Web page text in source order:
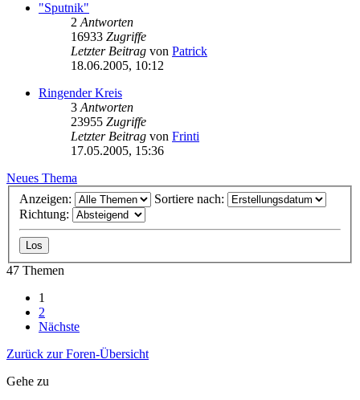
"Sputnik"
2 Antworten
16933 Zugriffe
Letzter Beitrag von Patrick
18.06.2005, 10:12
Ringender Kreis
3 Antworten
23955 Zugriffe
Letzter Beitrag von Frinti
17.05.2005, 15:36
Neues Thema
Anzeigen:
Sortiere nach:
Richtung:
47 Themen
1
2
Nächste
Zurück zur Foren-Übersicht
Gehe zu